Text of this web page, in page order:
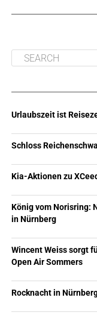
Urlaubszeit ist
Schloss
Kia-Aktionen zu
König vom Norisring:
in Nürnberg
Wincent Weiss sorgt
Open Air Sommers
Rocknacht in